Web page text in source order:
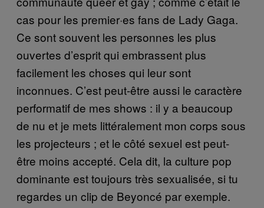
cas pour les premier·es fans de Lady Gaga.
Ce sont souvent les personnes les plus
ouvertes d’esprit qui embrassent plus
facilement les choses qui leur sont
inconnues. C’est peut-être aussi le caractère
performatif de mes shows : il y a beaucoup
de nu et je mets littéralement mon corps sous
les projecteurs ; et le côté sexuel est peut-
être moins accepté. Cela dit, la culture pop
dominante est toujours très sexualisée, si tu
regardes un clip de Beyoncé par exemple.